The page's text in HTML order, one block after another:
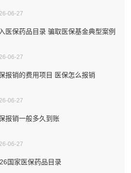
06-27
医保药品目录 骗取医保基金典型案例
06-27
报销的费用项目 医保怎么报销
06-27
报销一般多久到账
06-27
国家医保药品目录